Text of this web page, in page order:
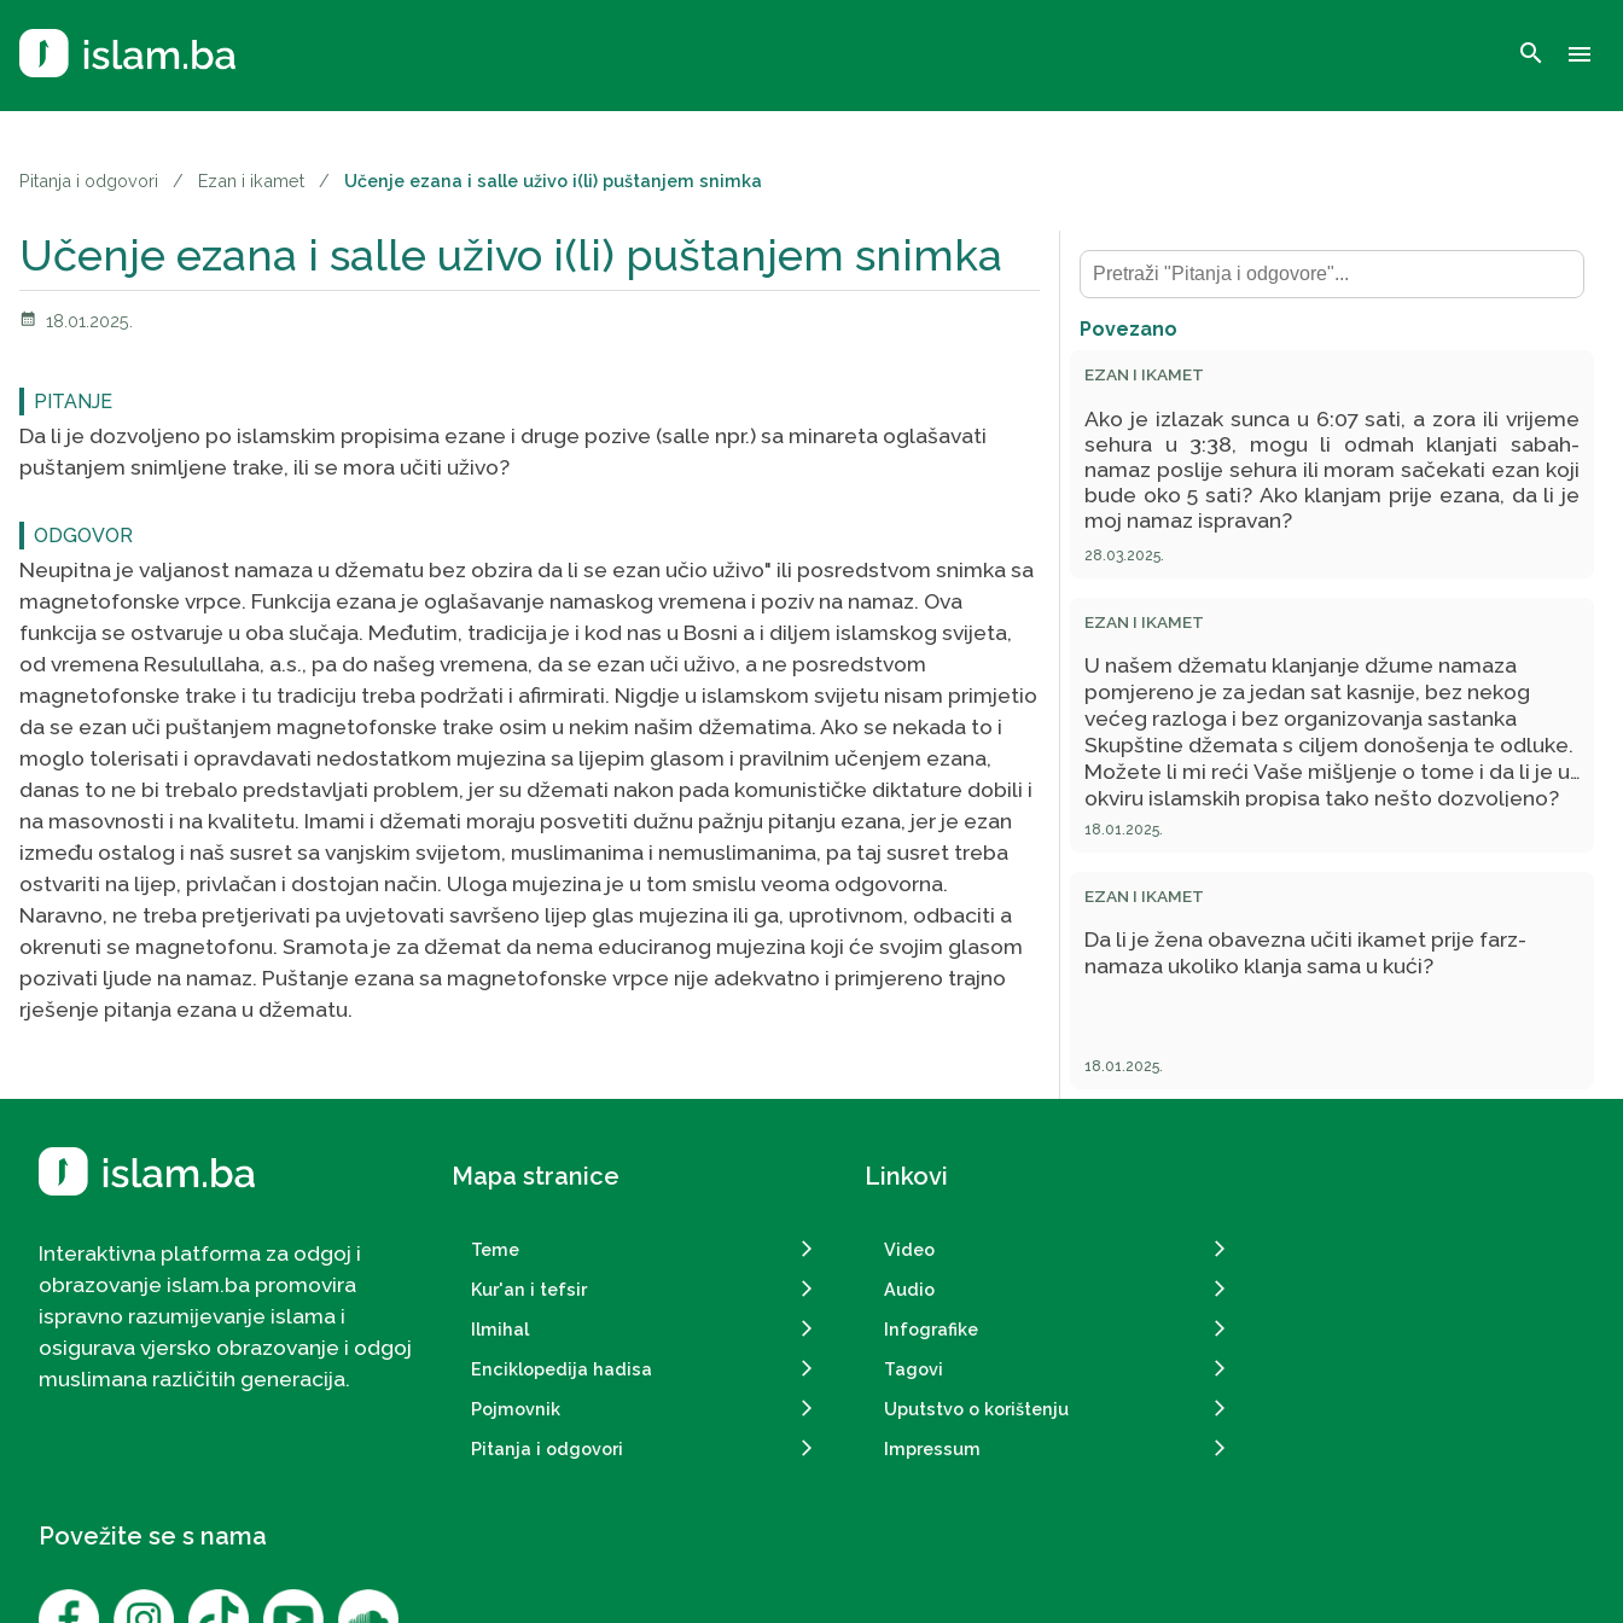
search menu
Pitanja i odgovori / Ezan i ikamet / Učenje ezana i salle uživo i(li) puštanjem snimka
Učenje ezana i salle uživo i(li) puštanjem snimka
calendar_month 18.01.2025.
PITANJE
Da li je dozvoljeno po islamskim propisima ezane i druge pozive (salle npr.) sa minareta oglašavati
puštanjem snimljene trake, ili se mora učiti uživo?
ODGOVOR
Neupitna je valjanost namaza u džematu bez obzira da li se ezan učio uživo" ili posredstvom snimka sa
magnetofonske vrpce. Funkcija ezana je oglašavanje namaskog vremena i poziv na namaz. Ova
funkcija se ostvaruje u oba slučaja. Međutim, tradicija je i kod nas u Bosni a i diljem islamskog svijeta,
od vremena Resulullaha, a.s., pa do našeg vremena, da se ezan uči uživo, a ne posredstvom
magnetofonske trake i tu tradiciju treba podržati i afirmirati. Nigdje u islamskom svijetu nisam primjetio
da se ezan uči puštanjem magnetofonske trake osim u nekim našim džematima. Ako se nekada to i
moglo tolerisati i opravdavati nedostatkom mujezina sa lijepim glasom i pravilnim učenjem ezana,
danas to ne bi trebalo predstavljati problem, jer su džemati nakon pada komunističke diktature dobili i
na masovnosti i na kvalitetu. Imami i džemati moraju posvetiti dužnu pažnju pitanju ezana, jer je ezan
između ostalog i naš susret sa vanjskim svijetom, muslimanima i nemuslimanima, pa taj susret treba
ostvariti na lijep, privlačan i dostojan način. Uloga mujezina je u tom smislu veoma odgovorna.
Naravno, ne treba pretjerivati pa uvjetovati savršeno lijep glas mujezina ili ga, uprotivnom, odbaciti a
okrenuti se magnetofonu. Sramota je za džemat da nema educiranog mujezina koji će svojim glasom
pozivati ljude na namaz. Puštanje ezana sa magnetofonske vrpce nije adekvatno i primjereno trajno
rješenje pitanja ezana u džematu.
Povezano
EZAN I IKAMET
Ako je izlazak sunca u 6:07 sati, a zora ili vrijeme
sehura u 3:38, mogu li odmah klanjati sabah-
namaz poslije sehura ili moram sačekati ezan koji
bude oko 5 sati? Ako klanjam prije ezana, da li je
moj namaz ispravan?
28.03.2025.
EZAN I IKAMET
U našem džematu klanjanje džume namaza
pomjereno je za jedan sat kasnije, bez nekog
većeg razloga i bez organizovanja sastanka
Skupštine džemata s ciljem donošenja te odluke.
Možete li mi reći Vaše mišljenje o tome i da li je u
okviru islamskih propisa tako nešto dozvoljeno?
18.01.2025.
EZAN I IKAMET
Da li je žena obavezna učiti ikamet prije farz-
namaza ukoliko klanja sama u kući?
18.01.2025.
Interaktivna platforma za odgoj i
obrazovanje islam.ba promovira
ispravno razumijevanje islama i
osigurava vjersko obrazovanje i odgoj
muslimana različitih generacija.
Mapa stranice
Teme
Kur'an i tefsir
Ilmihal
Enciklopedija hadisa
Pojmovnik
Pitanja i odgovori
Linkovi
Video
Audio
Infografike
Tagovi
Uputstvo o korištenju
Impressum
Povežite se s nama